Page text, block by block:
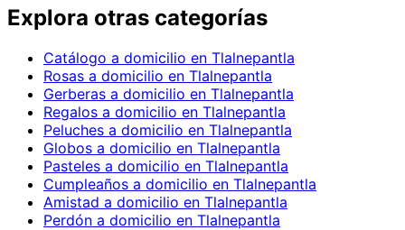
Explora otras categorías
Catálogo a domicilio en Tlalnepantla
Rosas a domicilio en Tlalnepantla
Gerberas a domicilio en Tlalnepantla
Regalos a domicilio en Tlalnepantla
Peluches a domicilio en Tlalnepantla
Globos a domicilio en Tlalnepantla
Pasteles a domicilio en Tlalnepantla
Cumpleaños a domicilio en Tlalnepantla
Amistad a domicilio en Tlalnepantla
Perdón a domicilio en Tlalnepantla